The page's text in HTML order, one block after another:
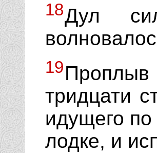
18Дул
19
тридцати
идущего
лодке, и